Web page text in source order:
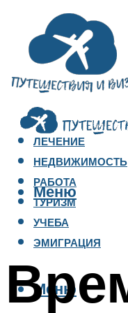
ЛЕЧЕНИЕ
НЕДВИЖИМОСТЬ
РАБОТА
ТУРИЗМ
УЧЕБА
ЭМИГРАЦИЯ
Меню
Меню